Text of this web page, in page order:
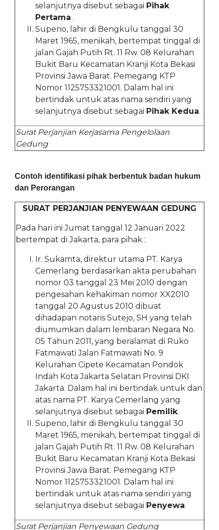
selanjutnya disebut sebagai Pihak
Pertama .
Supeno, lahir di Bengkulu tanggal 30
Maret 1965, menikah, bertempat tinggal di
jalan Gajah Putih Rt. 11 Rw. 08 Kelurahan
Bukit Baru Kecamatan Kranji Kota Bekasi
Provinsi Jawa Barat. Pemegang KTP
Nomor 1125753321001. Dalam hal ini
bertindak untuk atas nama sendiri yang
selanjutnya disebut sebagai Pihak Kedua.
Surat Perjanjian Kerjasama Pengelolaan
Gedung
Contoh identifikasi pihak berbentuk badan hukum
dan Perorangan
SURAT PERJANJIAN PENYEWAAN GEDUNG
Pada hari ini Jumat tanggal 12 Januari 2022
bertempat di Jakarta, para pihak :
Ir. Sukamta, direktur utama PT. Karya
Cemerlang berdasarkan akta perubahan
nomor 03 tanggal 23 Mei 2010 dengan
pengesahan kehakiman nomor XX2010
tanggal 20 Agustus 2010 dibuat
dihadapan notaris Sutejo, SH yang telah
diumumkan dalam lembaran Negara No.
05 Tahun 2011, yang beralamat di Ruko
Fatmawati Jalan Fatmawati No. 9
Kelurahan Cipete Kecamatan Pondok
Indah Kota Jakarta Selatan Provinsi DKI
Jakarta. Dalam hal ini bertindak untuk dan
atas nama PT. Karya Cemerlang yang
selanjutnya disebut sebagai Pemilik.
Supeno, lahir di Bengkulu tanggal 30
Maret 1965, menikah, bertempat tinggal di
jalan Gajah Putih Rt. 11 Rw. 08 Kelurahan
Bukit Baru Kecamatan Kranji Kota Bekasi
Provinsi Jawa Barat. Pemegang KTP
Nomor 1125753321001. Dalam hal ini
bertindak untuk atas nama sendiri yang
selanjutnya disebut sebagai Penyewa.
Surat Perjanjian Penyewaan Gedung